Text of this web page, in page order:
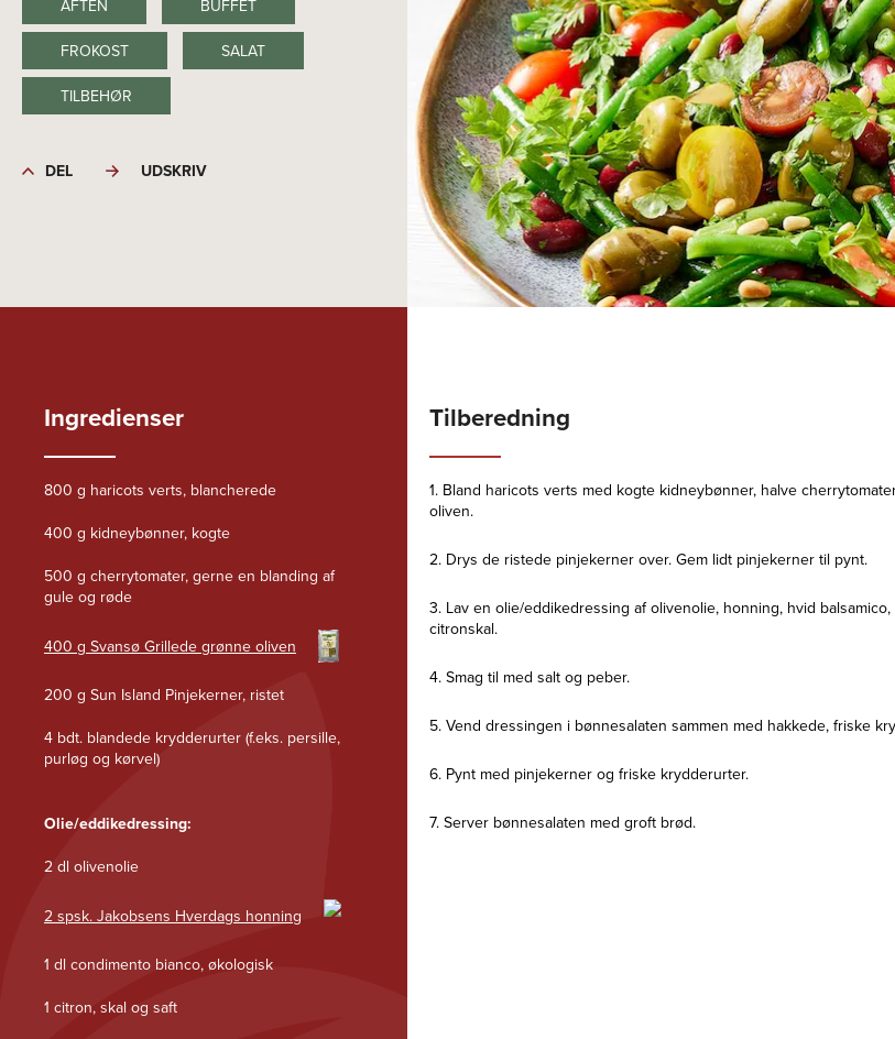
AFTEN BUFFET
FROKOST SALAT
TILBEHØR
DEL UDSKRIV
Ingredienser
800 g haricots verts, blancherede
400 g kidneybønner, kogte
500 g cherrytomater, gerne en blanding af
gule og røde
400 g Svansø Grillede grønne oliven
200 g Sun Island Pinjekerner, ristet
4 bdt. blandede krydderurter (f.eks. persille,
purløg og kørvel)
Olie/eddikedressing:
2 dl olivenolie
2 spsk. Jakobsens Hverdags honning
1 dl condimento bianco, økologisk
1 citron, skal og saft
Tilberedning
1. Bland haricots verts med kogte kidneybønner, halve
oliven.
2. Drys de ristede pinjekerner over. Gem lidt pinjekerner til pynt.
3. Lav en olie/eddikedressing af olivenolie, honning, hvid
citronskal.
4. Smag til med salt og peber.
5. Vend dressingen i bønnesalaten sammen med hakkede, friske
6. Pynt med pinjekerner og friske krydderurter.
7. Server bønnesalaten med groft brød.